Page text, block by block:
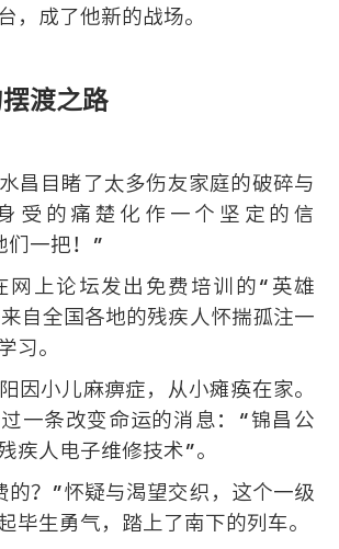
，成了他新的战场。
渡之路
昌目睹了太多伤友家庭的破碎与
受的痛楚化作一个坚定的信
们一把！”
网上论坛发出免费培训的“英雄
自全国各地的残疾人怀揣孤注一
习。
因小儿麻痹症，从小瘫痪在家。
一条改变命运的消息：“锦昌公
疾人电子维修技术”。
的？”怀疑与渴望交织，这个一级
毕生勇气，踏上了南下的列车。